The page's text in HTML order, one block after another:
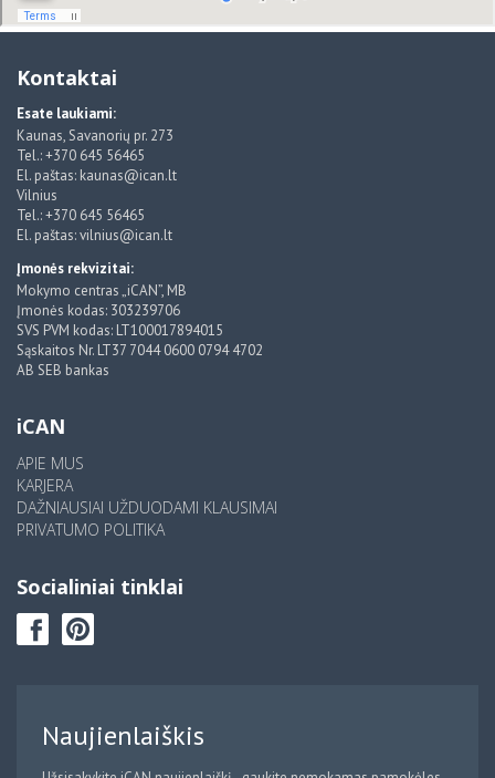
Kontaktai
Esate laukiami:
Kaunas, Savanorių pr. 273
Tel.: +370 645 56465
El. paštas: kaunas@ican.lt
Vilnius
Tel.: +370 645 56465
El. paštas: vilnius@ican.lt
Įmonės rekvizitai:
Mokymo centras „iCAN”, MB
Įmonės kodas: 303239706
SVS PVM kodas: LT100017894015
Sąskaitos Nr. LT37 7044 0600 0794 4702
AB SEB bankas
iCAN
APIE MUS
KARJERA
DAŽNIAUSIAI UŽDUODAMI KLAUSIMAI
PRIVATUMO POLITIKA
Socialiniai tinklai
Naujienlaiškis